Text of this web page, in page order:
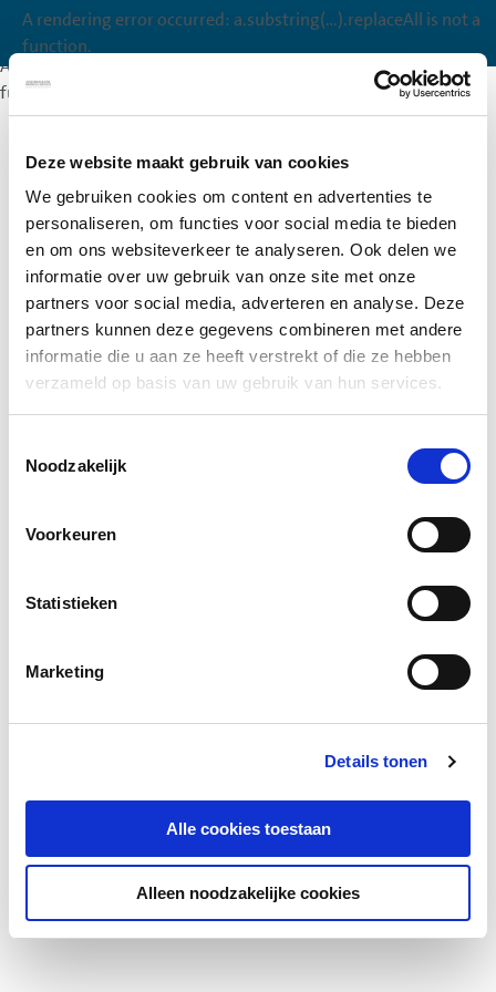
Deze website maakt gebruik van cookies
We gebruiken cookies om content en advertenties te
personaliseren, om functies voor social media te bieden
en om ons websiteverkeer te analyseren. Ook delen we
informatie over uw gebruik van onze site met onze
partners voor social media, adverteren en analyse. Deze
partners kunnen deze gegevens combineren met andere
informatie die u aan ze heeft verstrekt of die ze hebben
verzameld op basis van uw gebruik van hun services.
Noodzakelijk
Voorkeuren
Statistieken
Marketing
Details tonen
Alle cookies toestaan
Alleen noodzakelijke cookies
A rendering error occurred: a.substring(...).replaceAll is not a
function.
A rendering error occurred:a.substring(...).replaceAll is not a
function.
A rendering error occurred:
a.substring(...).replaceAll is not a
function